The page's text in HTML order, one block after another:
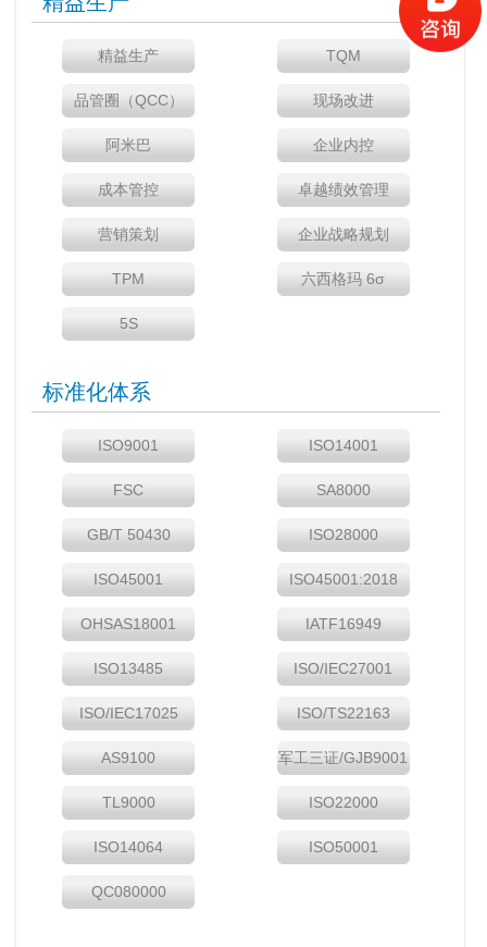
精益生产 TQM
品管圈（QCC） 现场改进
阿米巴 企业内控
成本管控 卓越绩效管理
营销策划 企业战略规划
TPM 六西格玛 6σ
5S
标准化体系
ISO9001 ISO14001
FSC SA8000
GB/T 50430 ISO28000
ISO45001 ISO45001:2018
OHSAS18001 IATF16949
ISO13485 ISO/IEC27001
ISO/IEC17025 ISO/TS22163
AS9100 军工三证/GJB9001
TL9000 ISO22000
ISO14064 ISO50001
QC080000